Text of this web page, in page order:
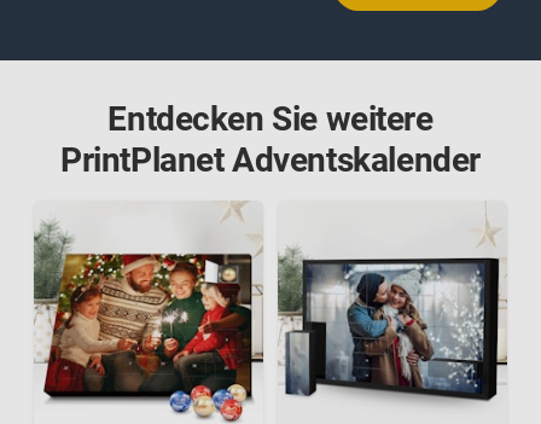
Entdecken Sie weitere
PrintPlanet Adventskalender